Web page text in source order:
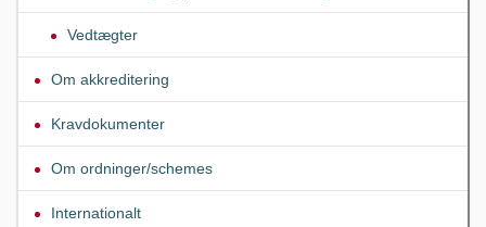
Vedtægter
Om akkreditering
Kravdokumenter
Om ordninger/schemes
Internationalt